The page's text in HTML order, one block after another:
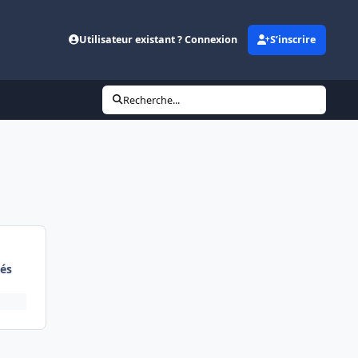
Utilisateur existant ? Connexion S’inscrire
Recherche...